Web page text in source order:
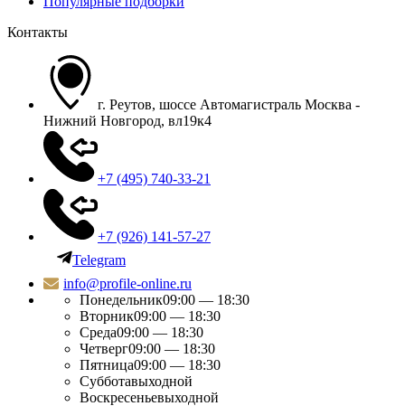
Контакты
г. Реутов, шоссе Автомагистраль Москва -
Нижний Новгород, вл19к4
+7 (495) 740-33-21
+7 (926) 141-57-27
Telegram
info@profile-online.ru
Понедельник09:00 — 18:30
Вторник09:00 — 18:30
Среда09:00 — 18:30
Четверг09:00 — 18:30
Пятница09:00 — 18:30
Субботавыходной
Воскресеньевыходной